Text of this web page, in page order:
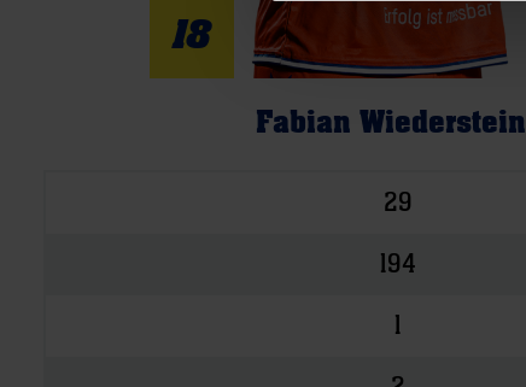
18
Fabian Wiederstein
29
194
1